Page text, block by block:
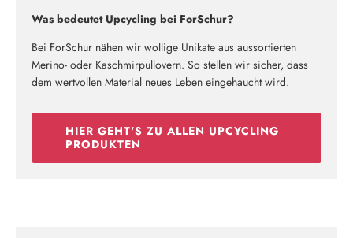
Was bedeutet Upcycling bei ForSchur?
Bei ForSchur nähen wir wollige Unikate aus aussortierten
Merino- oder Kaschmirpullovern. So stellen wir sicher, dass
dem wertvollen Material neues Leben eingehaucht wird.
HIER GEHT'S ZU ALLEN UPCYCLING
PRODUKTEN